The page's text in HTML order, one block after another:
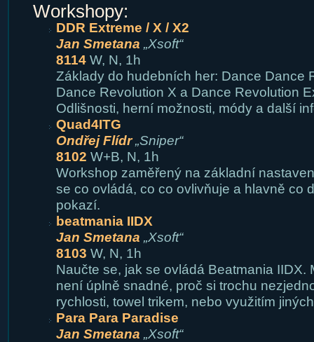
Workshopy:
DDR Extreme / X / X2
Jan Smetana „Xsoft“
8114W, N, 1h
Základy do hudebních her: Dance Dance
Dance Revolution X a Dance Revolution
Odlišnosti, herní možnosti, módy a další
Quad4ITG
Ondřej Flídr „Sniper“
8102 W+B, N, 1h
Workshop zaměřený na základní
se co ovládá, co co ovlivňuje a hlavně co
pokazí.
beatmania IIDX
Jan Smetana „Xsoft“
8103 W, N, 1h
Naučte se, jak se ovládá Beatmania IIDX.
není úplně snadné, proč si trochu
rychlosti, towel trikem, nebo využitím
Para Para Paradise
Jan Smetana „Xsoft“